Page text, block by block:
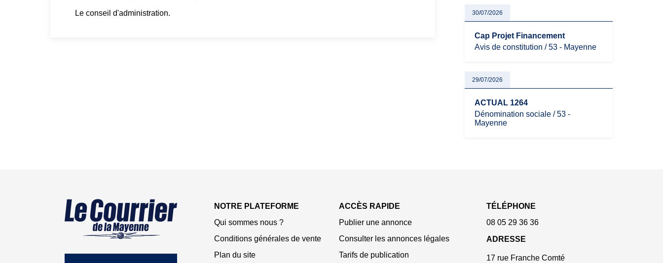
Le conseil d'administration. 30/07/2026
Cap Projet Financement
Avis de constitution / 53 - Mayenne
29/07/2026
ACTUAL 1264
Dénomination sociale / 53 -
Mayenne
NOTRE PLATEFORME
Qui sommes nous ?
Conditions générales de vente
Plan du site
ACCÈS RAPIDE
Publier une annonce
Consulter les annonces légales
Tarifs de publication
TÉLÉPHONE
08 05 29 36 36
ADRESSE
17 rue Franche Comté